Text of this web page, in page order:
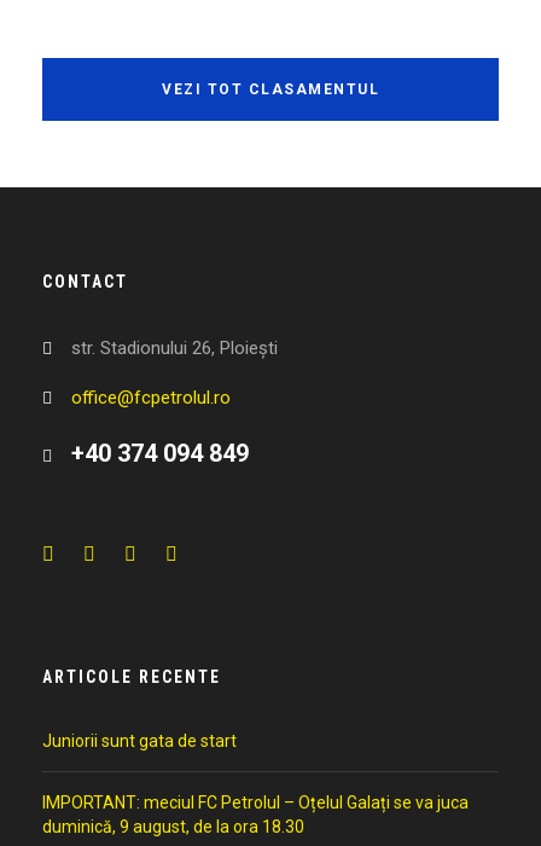
VEZI TOT CLASAMENTUL
CONTACT
str. Stadionului 26, Ploiești
office@fcpetrolul.ro
+40 374 094 849
ARTICOLE RECENTE
Juniorii sunt gata de start
IMPORTANT: meciul FC Petrolul – Oțelul Galați se va juca
duminică, 9 august, de la ora 18.30